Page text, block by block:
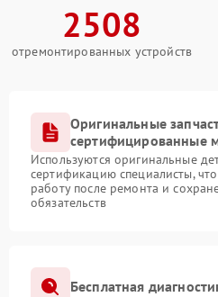
2508
отремонтированных устройств
Оригинальные
сертифицированные
Используются оригинальные
сертификацию специалисты,
работу после ремонта и
обязательств
Бесплатная